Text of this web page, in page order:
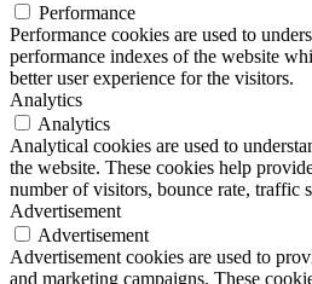
Performance
Performance cookies are used to
performance indexes of the website
better user experience for the visitors.
Analytics
Analytics
Analytical cookies are used to
the website. These cookies help
number of visitors, bounce rate, traffic
Advertisement
Advertisement
Advertisement cookies are used to
and marketing campaigns. These